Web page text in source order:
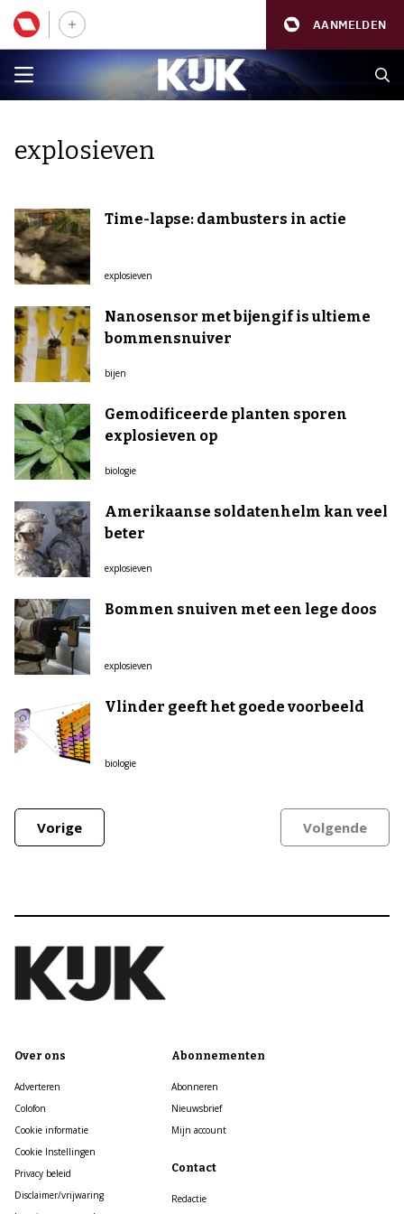
AANMELDEN
explosieven
Time-lapse: dambusters in actie
explosieven
Nanosensor met bijengif is ultieme
bommensnuiver
bijen
Gemodificeerde planten sporen
explosieven op
biologie
Amerikaanse soldatenhelm kan veel
beter
explosieven
Bommen snuiven met een lege doos
explosieven
Vlinder geeft het goede voorbeeld
biologie
Vorige Volgende
Over ons
Adverteren
Colofon
Cookie informatie
Cookie Instellingen
Privacy beleid
Disclaimer/vrijwaring
Abonnementen
Abonneren
Nieuwsbrief
Mijn account
Contact
Redactie